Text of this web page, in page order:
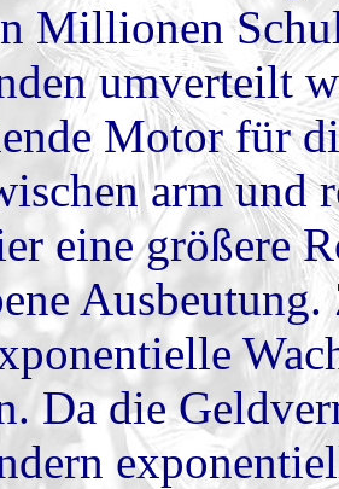
Millionen
umverteilt
Motor für
arm
eine größere
Da die